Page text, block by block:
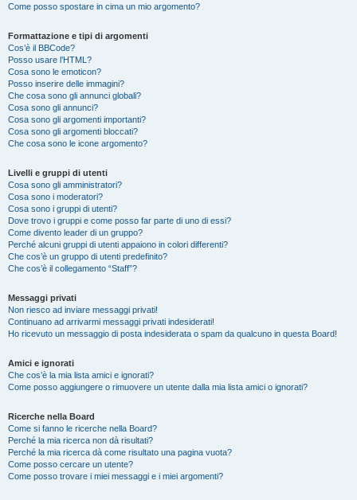
Come posso spostare in cima un mio argomento?
Formattazione e tipi di argomenti
Cos’è il BBCode?
Posso usare l’HTML?
Cosa sono le emoticon?
Posso inserire delle immagini?
Che cosa sono gli annunci globali?
Cosa sono gli annunci?
Cosa sono gli argomenti importanti?
Cosa sono gli argomenti bloccati?
Che cosa sono le icone argomento?
Livelli e gruppi di utenti
Cosa sono gli amministratori?
Cosa sono i moderatori?
Cosa sono i gruppi di utenti?
Dove trovo i gruppi e come posso far parte di uno di essi?
Come divento leader di un gruppo?
Perché alcuni gruppi di utenti appaiono in colori differenti?
Che cos’è un gruppo di utenti predefinito?
Che cos’è il collegamento “Staff”?
Messaggi privati
Non riesco ad inviare messaggi privati!
Continuano ad arrivarmi messaggi privati indesiderati!
Ho ricevuto un messaggio di posta indesiderata o spam da qualcuno in questa Board!
Amici e ignorati
Che cos’è la mia lista amici e ignorati?
Come posso aggiungere o rimuovere un utente dalla mia lista amici o ignorati?
Ricerche nella Board
Come si fanno le ricerche nella Board?
Perché la mia ricerca non dà risultati?
Perché la mia ricerca dà come risultato una pagina vuota?
Come posso cercare un utente?
Come posso trovare i miei messaggi e i miei argomenti?